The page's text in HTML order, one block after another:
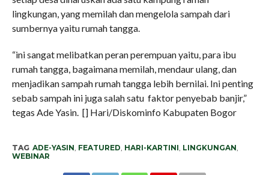
lingkungan, yang memilah dan mengelola sampah dari
sumbernya yaitu rumah tangga.
“ini sangat melibatkan peran perempuan yaitu, para ibu
rumah tangga, bagaimana memilah, mendaur ulang, dan
menjadikan sampah rumah tangga lebih bernilai. Ini penting
sebab sampah ini juga salah satu faktor penyebab banjir,”
tegas Ade Yasin. [] Hari/Diskominfo Kabupaten Bogor
TAG ADE-YASIN, FEATURED, HARI-KARTINI, LINGKUNGAN,
WEBINAR